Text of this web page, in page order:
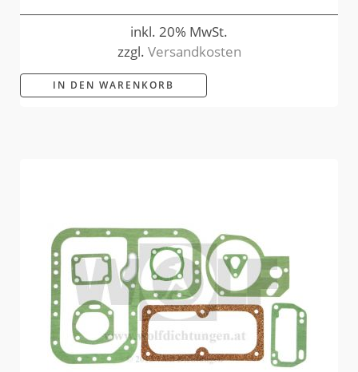
inkl. 20% MwSt.
zzgl. Versandkosten
IN DEN WARENKORB